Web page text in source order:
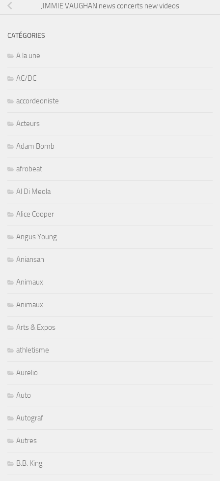
JIMMIE VAUGHAN news concerts new videos
CATÉGORIES
A la une
AC/DC
accordeoniste
Acteurs
Adam Bomb
afrobeat
Al Di Meola
Alice Cooper
Angus Young
Aniansah
Animaux
Animaux
Arts & Expos
athletisme
Aurelio
Auto
Autograf
Autres
B.B. King